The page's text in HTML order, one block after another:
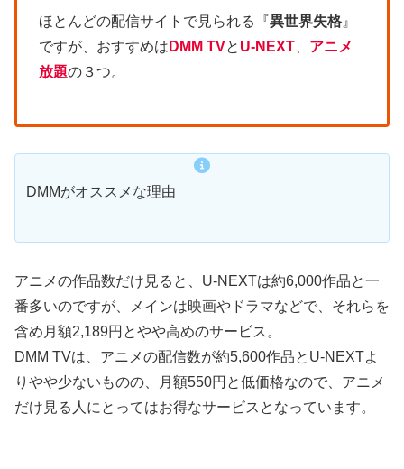
ほとんどの配信サイトで見られる『異世界失格 』
ですが、おすすめは DMM TVと U-NEXT
アニメ
放題の３つ。
DMMがオススメな理由
アニメの作品数だけ見ると、U-NEXTは約6,000作品と一
番多いのですが、メインは映画やドラマなどで、それらを
含め月額2,189円とやや高めのサービス。
DMM TVは、アニメの配信数が約5,600作品とU-NEXTよ
りやや少ないものの、月額550円と低価格なので、アニメ
だけ見る人にとってはお得なサービスとなっています。